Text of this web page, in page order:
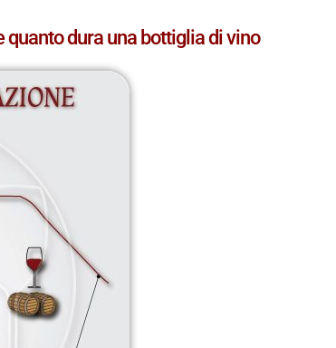
quanto dura una bottiglia di vino